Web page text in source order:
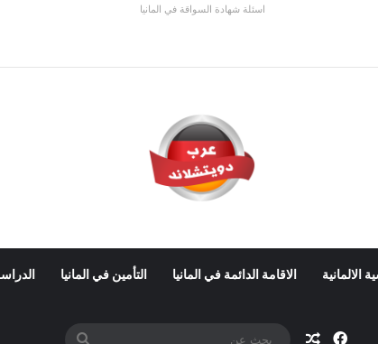
اسئلة شهادة السواقة في المانيا
الأجور والشروط
الالمانية الاقامة الدائمة في المانيا التأمين في المانيا
فيسبوكمقال عشوائي